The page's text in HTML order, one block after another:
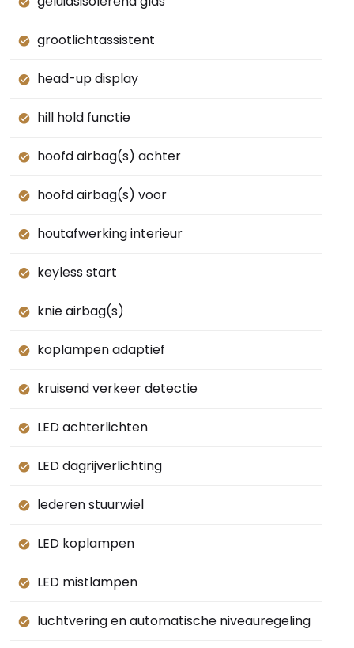
grootlichtassistent
head-up display
hill hold functie
hoofd airbag(s) achter
hoofd airbag(s) voor
houtafwerking interieur
keyless start
knie airbag(s)
koplampen adaptief
kruisend verkeer detectie
LED achterlichten
LED dagrijverlichting
lederen stuurwiel
LED koplampen
LED mistlampen
luchtvering en automatische niveauregeling